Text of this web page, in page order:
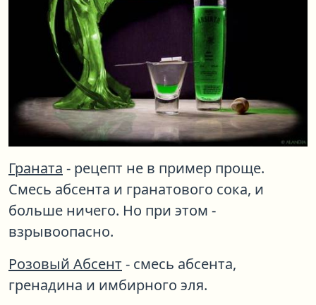
Граната - рецепт не в пример проще.
Смесь абсента и гранатового сока, и
больше ничего. Но при этом -
взрывоопасно.
Розовый Абсент - смесь абсента,
гренадина и имбирного эля.